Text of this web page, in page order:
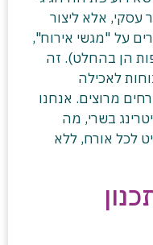
עסקי, אלא ליצור
על "מגשי אירוח",
הן בהחלט). זה
לאכילה
מרוצים. אנחנו
בשרי, מה
לכל אורח, ללא